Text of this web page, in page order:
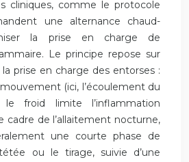
cliniques, comme le protocole
une alternance chaud-
la prise en charge de
Le principe repose sur
prise en charge des entorses :
(ici, l’écoulement du
froid limite l’inflammation
cadre de l’allaitement nocturne,
une courte phase de
ou le tirage, suivie d’une